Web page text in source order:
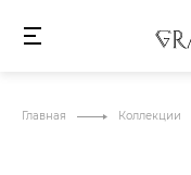
MARQUEE "STR
Главная Коллекции